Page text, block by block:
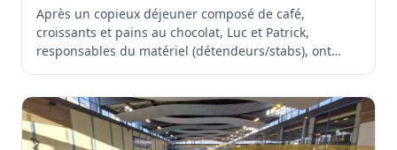
Après un copieux déjeuner composé de café,
croissants et pains au chocolat, Luc et Patrick,
responsables du matériel (détendeurs/stabs), ont